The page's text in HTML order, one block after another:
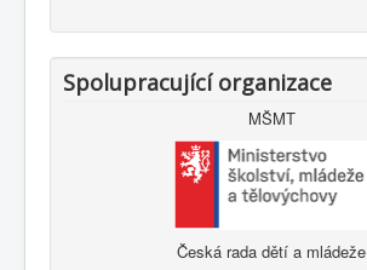
Spolupracující organizace
MŠMT
Česká rada dětí a mládeže